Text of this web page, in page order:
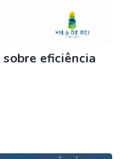
eficiência